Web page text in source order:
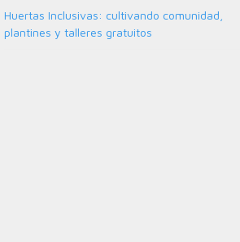
Huertas Inclusivas: cultivando comunidad,
plantines y talleres gratuitos